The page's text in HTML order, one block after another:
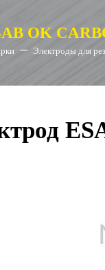
Электроды для